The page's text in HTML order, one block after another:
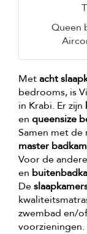
Queen
Metacht
bedrooms, is
in Krabi. Er zijn
en queensize
Samen met
master
Voor de
en
De
zwembad en/
voorzieningen.